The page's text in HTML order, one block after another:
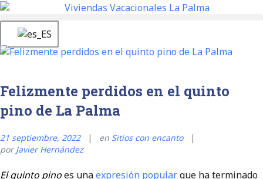
Felizmente perdidos en el quinto
pino de La Palma
21 septiembre, 2022 en Sitios con encanto
porJavier Hernández
El quinto pinoes unaexpresión popularque ha terminado